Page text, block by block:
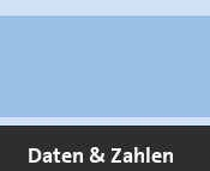
Daten & Zahlen